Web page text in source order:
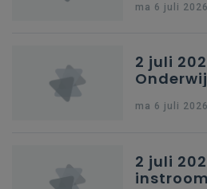
ma 6 juli 2026
2 juli
ma 6 juli 2026
2 juli